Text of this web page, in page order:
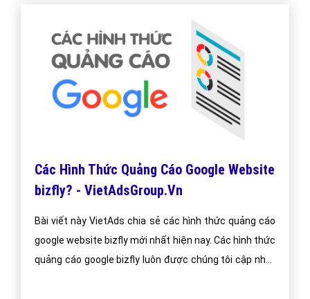
Các Hình Thức Quảng Cáo Google Website
bizfly? - VietAdsGroup.Vn
Bài viết này VietAds chia sẻ các hình thức quảng cáo
google website bizfly mới nhất hiện nay. Các hình thức
quảng cáo google bizfly luôn được chúng tôi cập nhật